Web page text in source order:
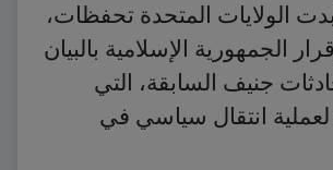
أبدت الولايات المتحدة تحفظات،
الجمهورية الإسلامية بالبيان
جنيف السابقة، التي
انتقال سياسي في